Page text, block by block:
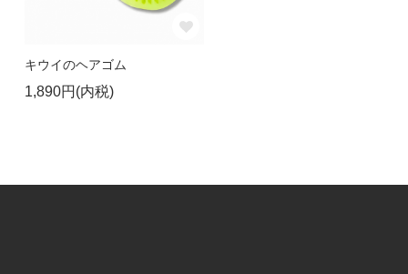
キウイのヘアゴム
1,890円(内税)